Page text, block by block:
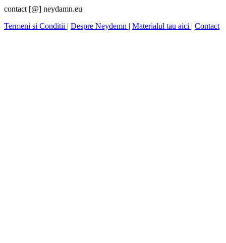
contact [@] neydamn.eu
Termeni si Conditii | Despre Neydemn | Materialul tau aici | Contact